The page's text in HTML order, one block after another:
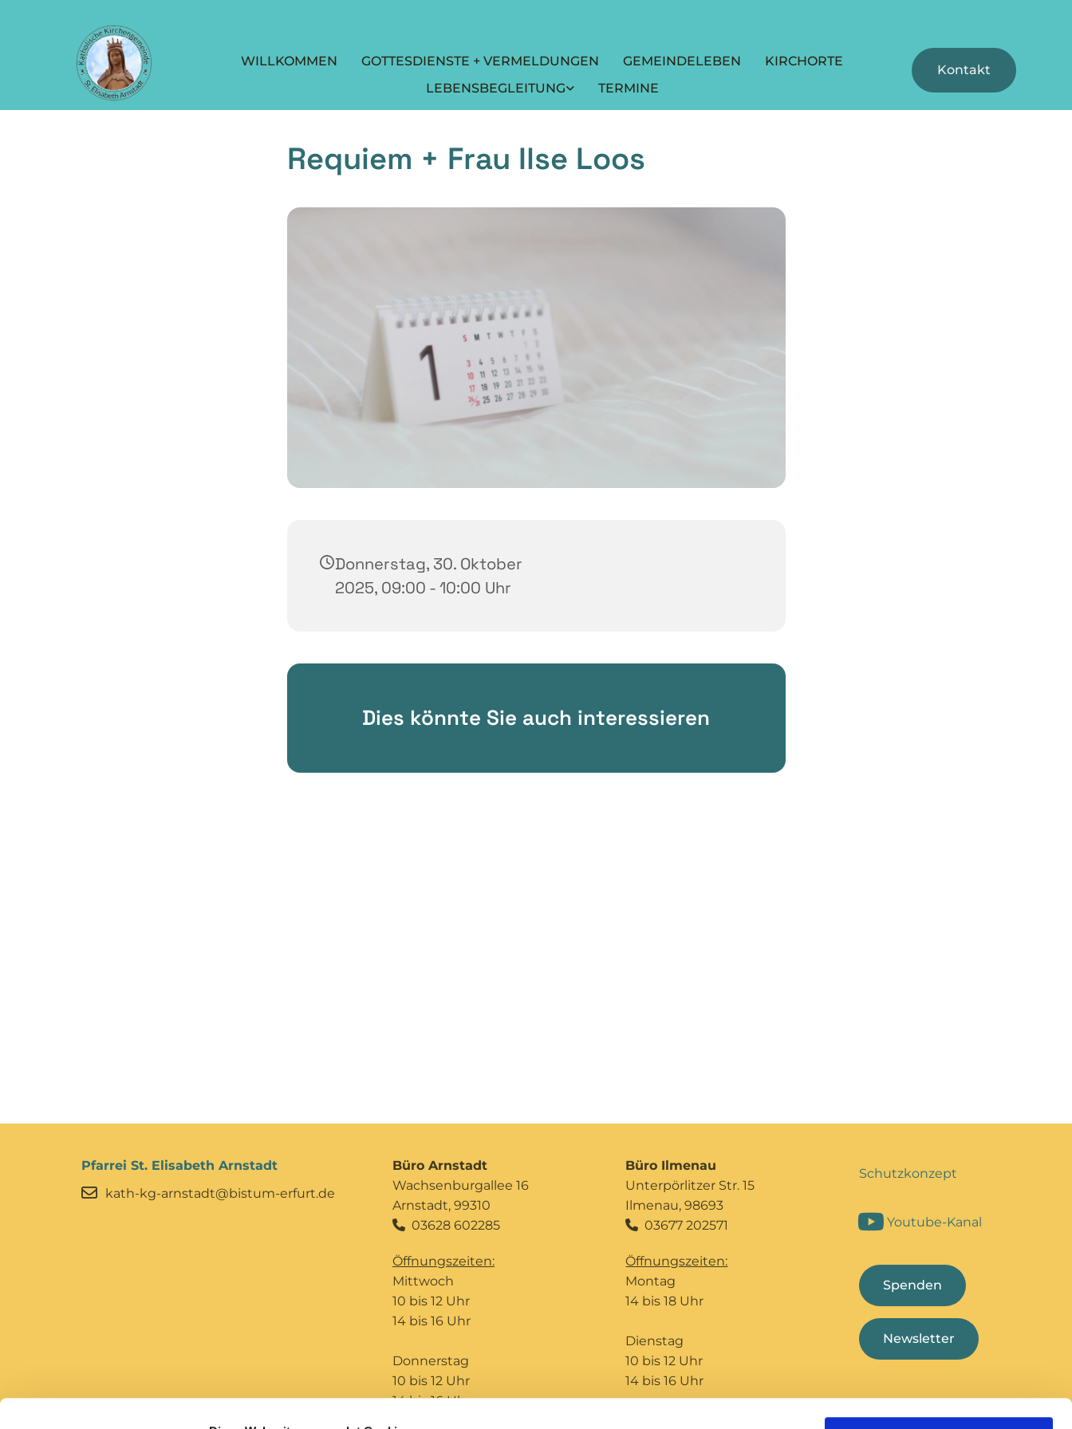
WILLKOMMEN GOTTESDIENSTE + VERMELDUNGEN GEMEINDELEBEN
KIRCHORTE
LEBENSBEGLEITUNG
TERMINE
Kontakt
Requiem + Frau Ilse Loos
Donnerstag, 30. Oktober
2025, 09:00 - 10:00 Uhr
Dies könnte Sie auch interessieren
Pfarrei St. Elisabeth Arnstadt
kath-kg-arnstadt@bistum-erfurt.de
Büro Arnstadt
Wachsenburgallee 16
Arnstadt, 99310
03628 602285
Öffnungszeiten:
Mittwoch
10 bis 12 Uhr
14 bis 16 Uhr
Donnerstag
10 bis 12 Uhr
14 bis 16 Uhr
Büro Ilmenau
Unterpörlitzer Str. 15
Ilmenau, 98693
 03677 202571
Öffnungszeiten:
Montag
14 bis 18 Uhr
Dienstag
10 bis 12 Uhr
14 bis 16 Uhr
Schutzkonzept
Youtube-Kanal
Spenden
Newsletter